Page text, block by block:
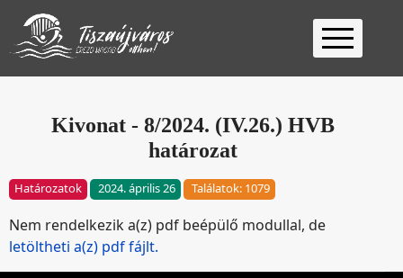
Kezdőlap
Ügyfélfogadás
Kivonat - 8/2024. (IV.26.) HVB
határozat
Határozatok 2024. április 26 Találatok: 1079
Nem rendelkezik a(z) pdf beépülő modullal, de
letöltheti a(z) pdf fájlt.